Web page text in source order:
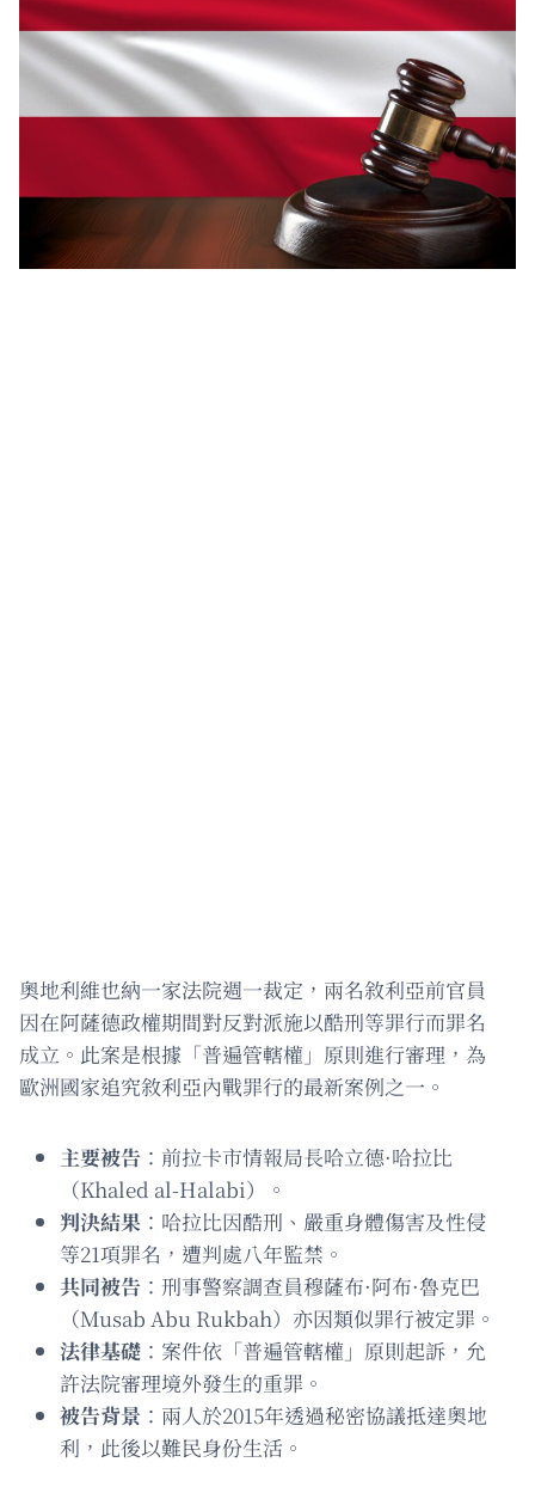
奧地利維也納一家法院週一裁定，兩名敘利亞前官員
因在阿薩德政權期間對反對派施以酷刑等罪行而罪名
成立。此案是根據「普遍管轄權」原則進行審理，為
歐洲國家追究敘利亞內戰罪行的最新案例之一。
主要被告 ：前拉卡市情報局長哈立德·哈拉比
（Khaled al-Halabi）。
判決結果 ：哈拉比因酷刑、嚴重身體傷害及性侵
等21項罪名，遭判處八年監禁。
共同被告 ：刑事警察調查員穆薩布·阿布·魯克巴
（Musab Abu Rukbah）亦因類似罪行被定罪。
法律基礎 ：案件依「普遍管轄權」原則起訴，允
許法院審理境外發生的重罪。
被告背景 ：兩人於2015年透過秘密協議抵達奧地
利，此後以難民身份生活。